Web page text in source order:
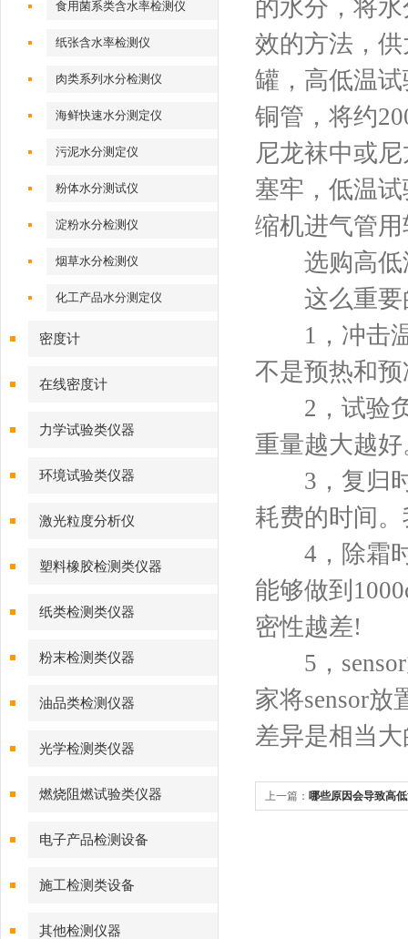
食用菌系类含水率检测仪
纸张含水率检测仪
肉类系列水分检测仪
海鲜快速水分测定仪
污泥水分测定仪
粉体水分测试仪
淀粉水分检测仪
烟草水分检测仪
化工产品水分测定仪
密度计
在线密度计
力学试验类仪器
环境试验类仪器
激光粒度分析仪
塑料橡胶检测类仪器
纸类检测类仪器
粉末检测类仪器
油品类检测仪器
光学检测类仪器
燃烧阻燃试验类仪器
电子产品检测设备
施工检测类设备
其他检测仪器
的水分，将
效的方法，
罐，高低温
铜管，将约
尼龙袜中或
塞牢，低温
缩机进气管
选购高低温
这么重要的
1，冲击温
不是预热和
2，试验负
重量越大越好
3，复归时
耗费的时间
4，除霜时
能够做到
密性越差!
5，sensor
家将sensor
差异是相当
上一篇： 哪些原因会导致高